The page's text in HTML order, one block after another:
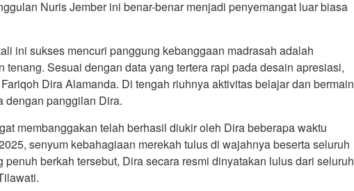
Nuris Jember ini benar-benar menjadi penyemangat luar biasa
ini sukses mencuri panggung kebanggaan madrasah adalah
Sesuai dengan data yang tertera rapi pada desain apresiasi,
Dira Alamanda. Di tengah riuhnya aktivitas belajar dan bermain
dengan panggilan Dira.
membanggakan telah berhasil diukir oleh Dira beberapa waktu
senyum kebahagiaan merekah tulus di wajahnya beserta seluruh
berkah tersebut, Dira secara resmi dinyatakan lulus dari seluruh